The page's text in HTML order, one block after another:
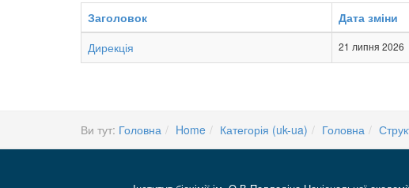
Заголовок Дата зміни
Дирекція
21 липня 2026
Ви тут: Головна Home Категорія (uk-ua) Головна